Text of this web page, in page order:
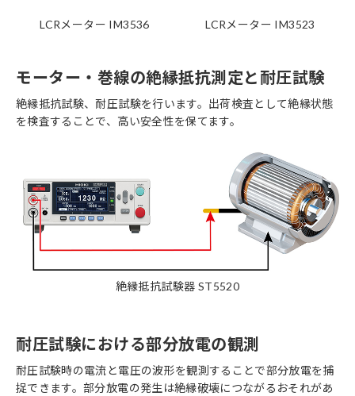
LCRメーター IM3536 LCRメーター IM3523
モーター・巻線の絶縁抵抗測定と耐圧試験
絶縁抵抗試験、耐圧試験を行います。出荷検査として絶縁状態
を検査することで、高い安全性を保てます。
絶縁抵抗試験器 ST5520
耐圧試験における部分放電の観測
耐圧試験時の電流と電圧の波形を観測することで部分放電を捕
捉できます。部分放電の発生は絶縁破壊につながるおそれがあ